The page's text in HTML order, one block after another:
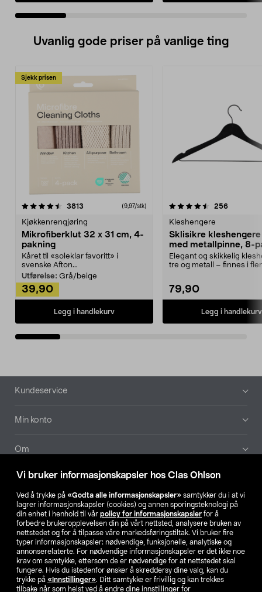
Vi bruker informasjonskapsler hos Clas Ohlson
Ved å trykke på «Godta alle informasjonskapsler» samtykker du i at vi
lagrer informasjonskapsler (cookies) og annen sporingsteknologi på
din enhet i henhold til vår policy for informasjonskapsler for å
forbedre brukeropplevelsen din på vårt nettsted, analysere bruken av
nettstedet og for å tilpasse våre markedsføringstiltak. Vi bruker fire
typer informasjonskapsler: nødvendige, funksjonelle, analytiske og
annonserelaterte. For nødvendige informasjonskapsler er det ikke noe
krav om samtykke, ettersom de er nødvendige for at nettstedet skal
fungere. Hvis du istedenfor ønsker å skreddersy dine valg, kan du
trykke på «Innstillinger». Ditt samtykke er frivillig og kan trekkes
tilbake når som helst ved å endre dine innstillinger for
Uvanlig gode priser på vanlige ting
Sjekk prisen
3813 anmeldelser(9,97/stk)
Kjøkkenrengjøring
Mikrofiberklut 32 x 31 cm, 4-
pakning
Kåret til «soleklar favoritt» i
svenske Afton...
Utførelse: Grå/beige
39,90
Legg i handlekurv
4.5av 5 stjerner 256
Kleshengere
Sklisikre
med metallpinne, 8-
Elegant og skikkelig
tre og metall – finnes i
79,90
Legg i handlekurv
4.5av 5 stjerner
Bunntekst
Kundeservice
Min konto
Om
Aktuelt
Våre selskaper
Finn din butikk
SE NO FI